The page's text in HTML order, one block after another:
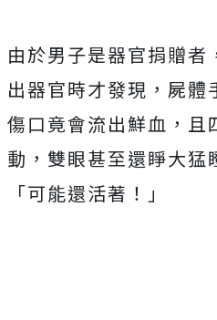
由於男子是器官捐贈者
出器官時才發現，屍體
傷口竟會流出鮮血，且
動，雙眼甚至還睜大猛
「可能還活著！」